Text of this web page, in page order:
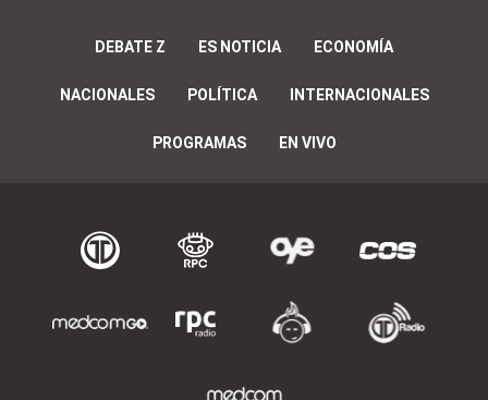
DEBATE Z ES NOTICIA ECONOMÍA
NACIONALES POLÍTICA INTERNACIONALES
PROGRAMAS EN VIVO